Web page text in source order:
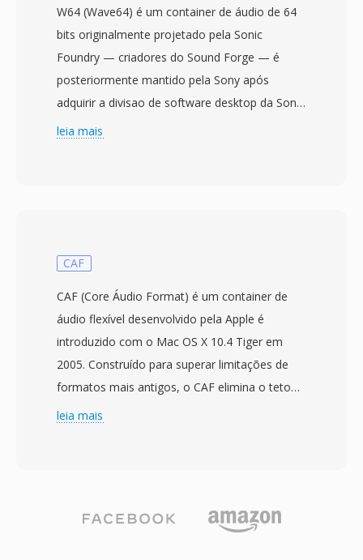
W64 (Wave64) é um container de áudio de 64
bits originalmente projetado pela Sonic
Foundry — criadores do Sound Forge — é
posteriormente mantido pela Sony após
adquirir a divisao de software desktop da Sonic
Foundry em 2003. O formato aborda
producoes com altas taxas de amostragem. O
de bloco é campos de tamanho para 64 bits,
usando GUIDs em vez de codigos de quatro
caracteres. Essa mudança estrutural permite
que os arquivos atinjam tamanhos medidos
em exabytes, removendo efetivamente
qualquer restrição prática de armazenamento.
trilhas sonoras de filmes, gravação de
concertos ao vivo é aquisicao de dados
leia mais
CAF
CAF (Core Áudio Format) é um container de
áudio flexível desenvolvido pela Apple é
introduzido com o Mac OS X 10.4 Tiger em
2005. Construído para superar limitações de
formatos mais antigos, o CAF elimina o teto
de 4 GB de tamanho de arquivo que restringe
wrapper unificado. Sua arquitetura baseada em
leia mais